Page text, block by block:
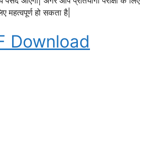
महत्वपूर्ण हो सकता है|
Download